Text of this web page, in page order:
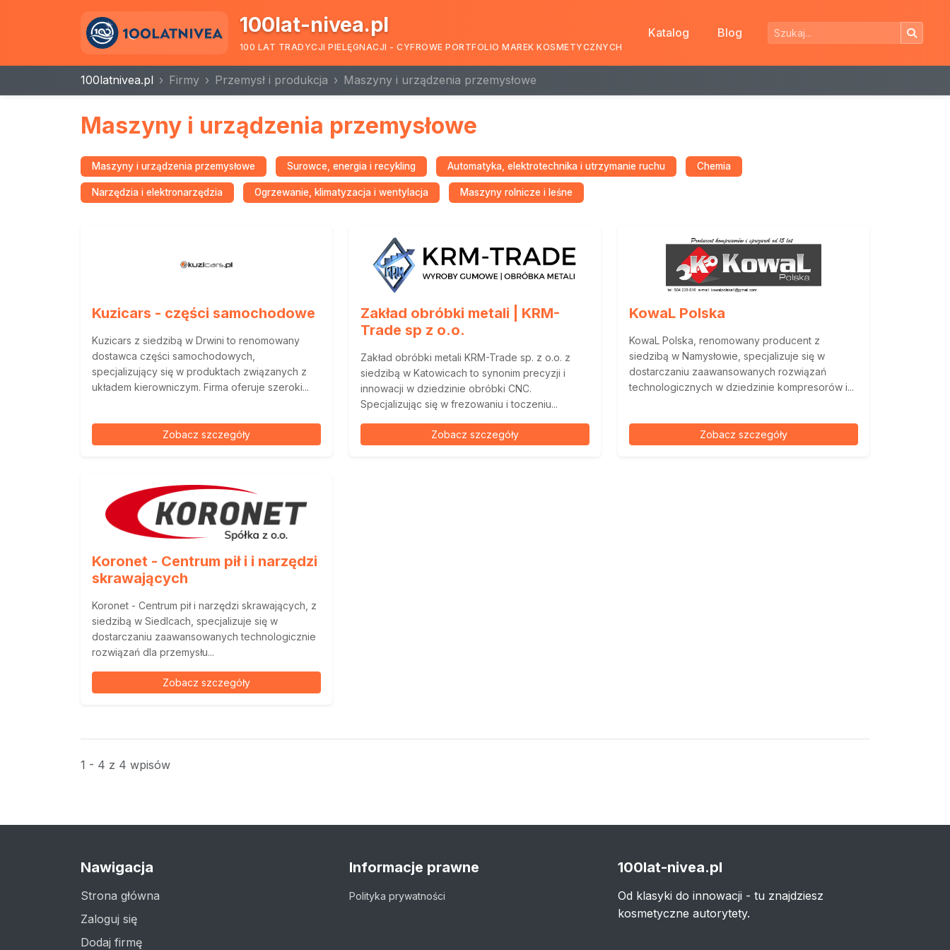
100lat-nivea.pl
100 LAT TRADYCJI PIELĘGNACJI - CYFROWE PORTFOLIO MAREK KOSMETYCZNYCH
Katalog Blog
100latnivea.pl Firmy Przemysł i produkcja Maszyny i urządzenia przemysłowe
Maszyny i urządzenia przemysłowe
Maszyny i urządzenia przemysłowe Surowce, energia i recykling Automatyka, elektrotechnika i utrzymanie ruchu Chemia
Narzędzia i elektronarzędzia Ogrzewanie, klimatyzacja i wentylacja Maszyny rolnicze i leśne
Kuzicars - części samochodowe
Kuzicars z siedzibą w Drwini to renomowany
dostawca części samochodowych,
specjalizujący się w produktach związanych z
układem kierowniczym. Firma oferuje szeroki...
Zobacz szczegóły
Zakład obróbki metali | KRM-
Trade sp z o.o.
Zakład obróbki metali KRM-Trade sp. z o.o. z
siedzibą w Katowicach to synonim precyzji i
innowacji w dziedzinie obróbki CNC.
Specjalizując się w frezowaniu i toczeniu...
Zobacz szczegóły
KowaL Polska
KowaL Polska, renomowany producent z
siedzibą w Namysłowie, specjalizuje się w
dostarczaniu zaawansowanych rozwiązań
technologicznych w dziedzinie kompresorów i...
Zobacz szczegóły
Koronet - Centrum pił i i narzędzi
skrawających
Koronet - Centrum pił i narzędzi skrawających, z
siedzibą w Siedlcach, specjalizuje się w
dostarczaniu zaawansowanych technologicznie
rozwiązań dla przemysłu...
Zobacz szczegóły
1 - 4 z 4 wpisów
Nawigacja
Strona główna
Zaloguj się
Dodaj firmę
Informacje prawne
Polityka prywatności
100lat-nivea.pl
Od klasyki do innowacji - tu znajdziesz
kosmetyczne autorytety.